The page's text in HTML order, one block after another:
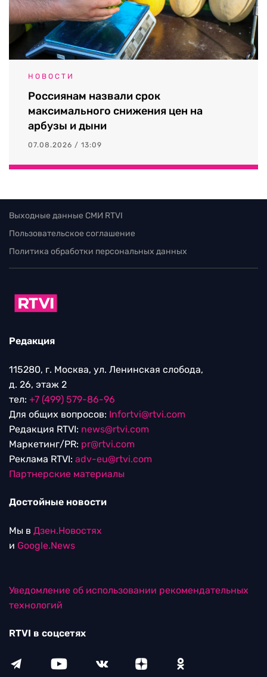
НОВОСТИ
Россиянам назвали срок
максимального снижения цен на
арбузы и дыни
07.08.2026 / 13:09
Выходные данные СМИ RTVI
Пользовательское соглашение
Политика обработки персональных данных
Редакция
115280, г. Москва, ул. Ленинская слобода,
д. 26, этаж 2
тел: +7 (499) 579-86-96
Для общих вопросов: Infortvi@rtvi.com
Редакция RTVI: news@rtvi.com
Маркетинг/PR: pr@rtvi.com
Реклама RTVI: adv-eu@rtvi.com
Партнерские материалы
Достойные новости
Мы в Дзен.Новостях
и Google.News
Уведомление об использовании рекомендательных
технологий
RTVI в соцсетях